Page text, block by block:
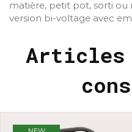
matière, petit pot, sorti ou
version bi-voltage avec
Articles